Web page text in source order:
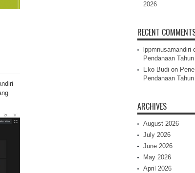
2026
RECENT
lppmnusamandiri
Pendanaan
Eko Budi on
Pendanaan
ARCHIVES
August 2026
July 2026
June 2026
May 2026
April 2026